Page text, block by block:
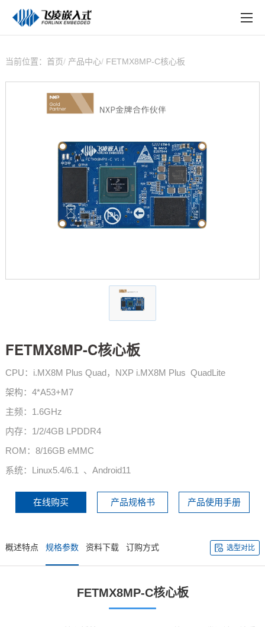
技术与支持
在线购买
当前位置： 首页 产品中心 FETMX8MP-C核心板
FETMX8MP-C核心板
CPU： i.MX8M Plus Quad， NXP i.MX8M Plus QuadLite
架构：4*A53+M7
主频：1.6GHz
内存：1/2/4GB LPDDR4
ROM：8/16GB eMMC
系统：Linux5.4/6.1 、Android11
在线购买 产品规格书 产品使用手册
概述特点 规格参数 资料下载 订购方式 选型对比
FETMX8MP-C核心板